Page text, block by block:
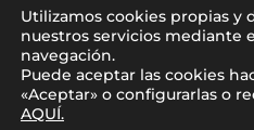
© 2026Europamundo
Utilizamos cookies propias y
nuestros servicios mediante
navegación.
Puede aceptar las cookies
«Aceptar» o configurarlas o
AQUÍ.